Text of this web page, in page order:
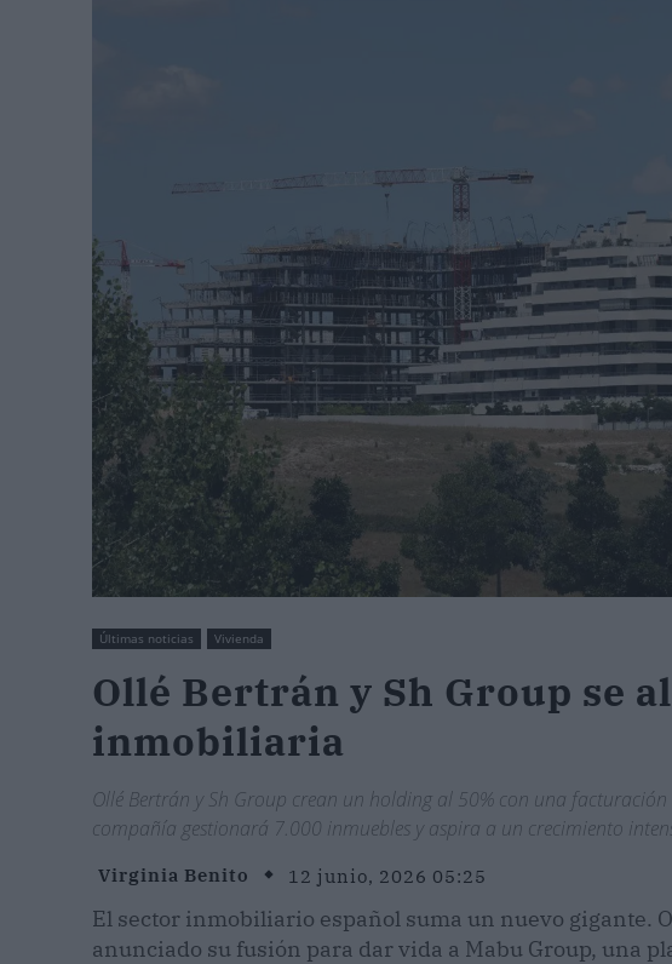
Últimas noticias Vivienda
Ollé Bertrán y Sh Group se
inmobiliaria
Ollé Bertrán y Sh Group crean un holding al 50% con una
compañía gestionará 7.000 inmuebles y aspira a un crecimiento
Virginia Benito 12 junio, 2026 05:25
El sector inmobiliario español suma un nuevo gigante.
anunciado su fusión para dar vida a Mabu Group, una